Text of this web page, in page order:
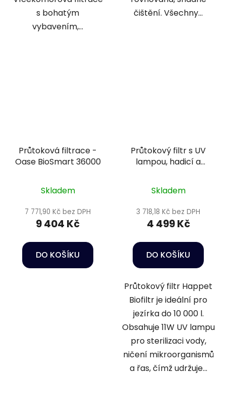
s bohatým
vybavením,...
čištění. Všechny...
Průtoková filtrace -
Oase BioSmart 36000
Skladem
7 771,90 Kč bez DPH
9 404 Kč
DO KOŠÍKU
Průtokový filtr s UV
lampou, hadicí a
Skladem
3 718,18 Kč bez DPH
4 499 Kč
DO KOŠÍKU
Průtokový filtr Happet
Biofiltr je ideální pro
jezírka do 10 000 l.
Obsahuje 11W UV lampu
pro sterilizaci vody,
ničení mikroorganismů
a řas, čímž udržuje...